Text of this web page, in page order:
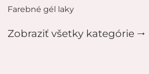
Farebné gél laky
Zobraziť všetky kategórie 🠂